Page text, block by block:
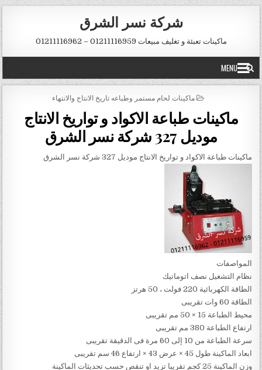
Skip to content
شركة نسر الشرق
ماكينات تعبئة و تغليف مبيعات 01211116959 – 01211116962
MENU
POSTED IN
ماكينات لحام مستمر وطباعه تاريخ الانتاج والانتهاء
ماكينات طباعة الاكواد و تواريخ الانتاج
موديل 327 شركة نسر الشرق
ماكينات طباعة الاكواد و تواريخ الانتاج موديل 327 شركة نسر الشرق
المواصفات
نظام التشغيل نصف اتوماتيك
الطاقة الكهربائية 220 فولت ، 50 هرتز
الطاقة 60 وات تقريبى
محيط الطباعة 15 × 50 مم تقريبى
ارتفاع الطباعة 380 مم تقريبى
سرعة الطباعة من 10 إلى 60 مرة فى الدقيقة تقريبى
ابعاد الماكينة طول 45 × عرض 43 × ارتفاع 46 سم تقريبى
وزن الماكينة 25 كجم تقريبا تزيد او تنقص حسب تحديثات الماكينة